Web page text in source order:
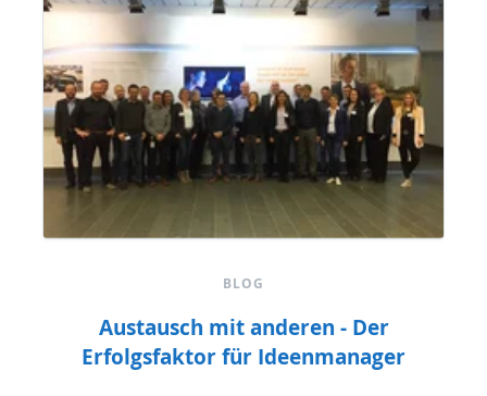
BLOG
Austausch mit anderen - Der
Erfolgsfaktor für Ideenmanager